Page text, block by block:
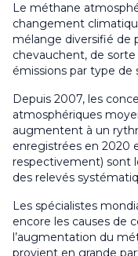
Le méthane
changement
mélange diversifié de
chevauchent, de
émissions par type de
Depuis 2007, les
atmosphériques
augmentent à un
enregistrées en 2020
respectivement) sont
des relevés
Les spécialistes
encore les causes de
l’augmentation du
provient en grande